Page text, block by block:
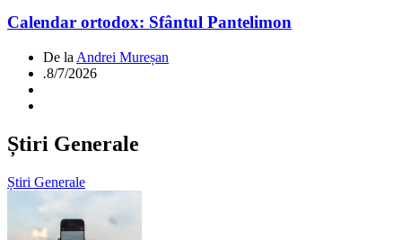
Calendar ortodox: Sfântul Pantelimon
De la Andrei Mureșan
.8/7/2026
Știri Generale
Știri Generale